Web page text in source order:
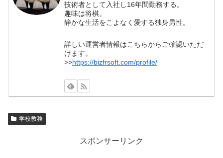
技術者として入社し16年間勤務する。
趣味は将棋。
静かな生活をこよなく愛する独身男性。
詳しい運営者情報はこちらからご確認いただ
けます。
>>https://bizfrsoft.com/profile/
学校教務
スポンサーリンク